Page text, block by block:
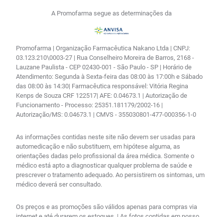
A Promofarma segue as determinações da
Promofarma | Organização Farmacêutica Nakano Ltda | CNPJ:
03.123.210\0003-27 | Rua Conselheiro Moreira de Barros, 2168 -
Lauzane Paulista - CEP 02430-001 - São Paulo - SP | Horário de
Atendimento: Segunda à Sexta-feira das 08:00 às 17:00h e Sábado
das 08:00 às 14:30| Farmacêutica responsável: Vitória Regina
Kenps de Souza CRF 122517| AFE: 0.04673.1 | Autorização de
Funcionamento - Processo: 25351.181179/2002-16 |
Autorização/MS: 0.04673.1 | CMVS - 355030801-477-000356-1-0
As informações contidas neste site não devem ser usadas para
automedicação e não substituem, em hipótese alguma, as
orientações dadas pelo profissional da área médica. Somente o
médico está apto a diagnosticar qualquer problema de saúde e
prescrever o tratamento adequado. Ao persistirem os sintomas, um
médico deverá ser consultado.
Os preços e as promoções são válidos apenas para compras via